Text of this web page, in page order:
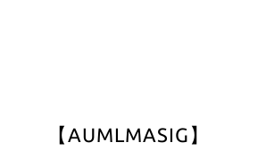
【AUMLMASIG】